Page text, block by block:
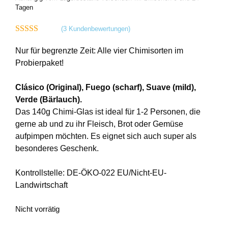
Tagen
(3 Kundenbewertungen)
Nur für begrenzte Zeit: Alle vier Chimisorten im
Probierpaket!
Clásico (Original), Fuego (scharf), Suave (mild),
Verde (Bärlauch).
Das 140g Chimi-Glas ist ideal für 1-2 Personen, die
gerne ab und zu ihr Fleisch, Brot oder Gemüse
aufpimpen möchten. Es eignet sich auch super als
besonderes Geschenk.
Kontrollstelle: DE-ÖKO-022 EU/Nicht-EU-
Landwirtschaft
Nicht vorrätig
Website und Ihre Erfahrung zu verbessern.
Personenbezogene Daten können verarbeitet
Anzeigen und Inhalte oder Anzeigen- und
Verwendung Ihrer Daten finden Sie in unserer
Datenschutzerklärung
Hier finden Sie eine Übersicht über alle verwendeten
Kategorien geben oder sich weitere Informationen
anzeigen lassen und so nur bestimmte Cookies
auswählen.
Alle akzeptieren
Nur essenzielle Cookies akzeptieren